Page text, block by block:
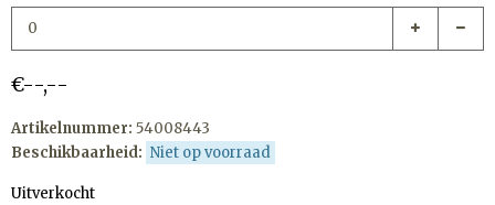
€--,--
Artikelnummer: 54008443
Beschikbaarheid: Niet op voorraad
Uitverkocht